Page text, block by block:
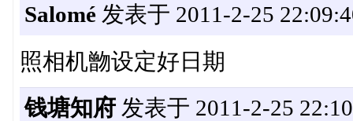
Salomé发表于 2011-2-25
照相机朆设定好日期
钱塘知府发表于 2011-2-25